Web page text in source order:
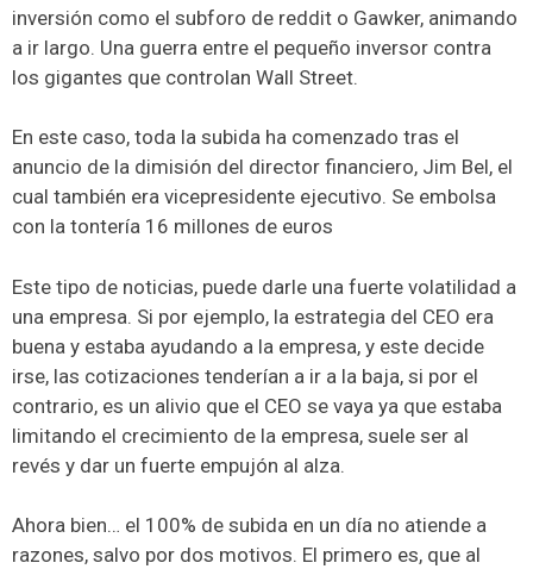
inversión como el subforo de reddit o Gawker, animando
a ir largo. Una guerra entre el pequeño inversor contra
los gigantes que controlan Wall Street.
En este caso, toda la subida ha comenzado tras el
anuncio de la dimisión del director financiero, Jim Bel, el
cual también era vicepresidente ejecutivo. Se embolsa
con la tontería 16 millones de euros
Este tipo de noticias, puede darle una fuerte volatilidad a
una empresa. Si por ejemplo, la estrategia del CEO era
buena y estaba ayudando a la empresa, y este decide
irse, las cotizaciones tenderían a ir a la baja, si por el
contrario, es un alivio que el CEO se vaya ya que estaba
limitando el crecimiento de la empresa, suele ser al
revés y dar un fuerte empujón al alza.
Ahora bien… el 100% de subida en un día no atiende a
razones, salvo por dos motivos. El primero es, que al